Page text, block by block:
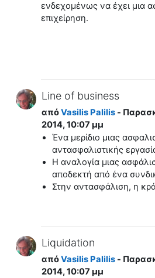
ενδεχομένως να έχει μια
επιχείρηση.
Line of business
απόVasilis Palilis-
2014, 10:07 μμ
Ένα μερίδιο μιας
αντασφαλιστικής
Η αναλογία μιας
αποδεκτή από ένα
Στην αντασφάλιση, η
Liquidation
απόVasilis Palilis-
2014, 10:07 μμ